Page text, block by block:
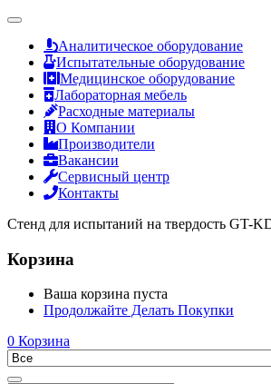
Аналитическое оборудование
Испытательные оборудование
Медицинское оборудование
Лабораторная мебель
Расходные материалы
О Компании
Производители
Вакансии
Сервисный центр
Контакты
Стенд для испытаний на твердость GT-
Корзина
Ваша корзина пуста
Продолжайте Делать Покупки
0 Корзина